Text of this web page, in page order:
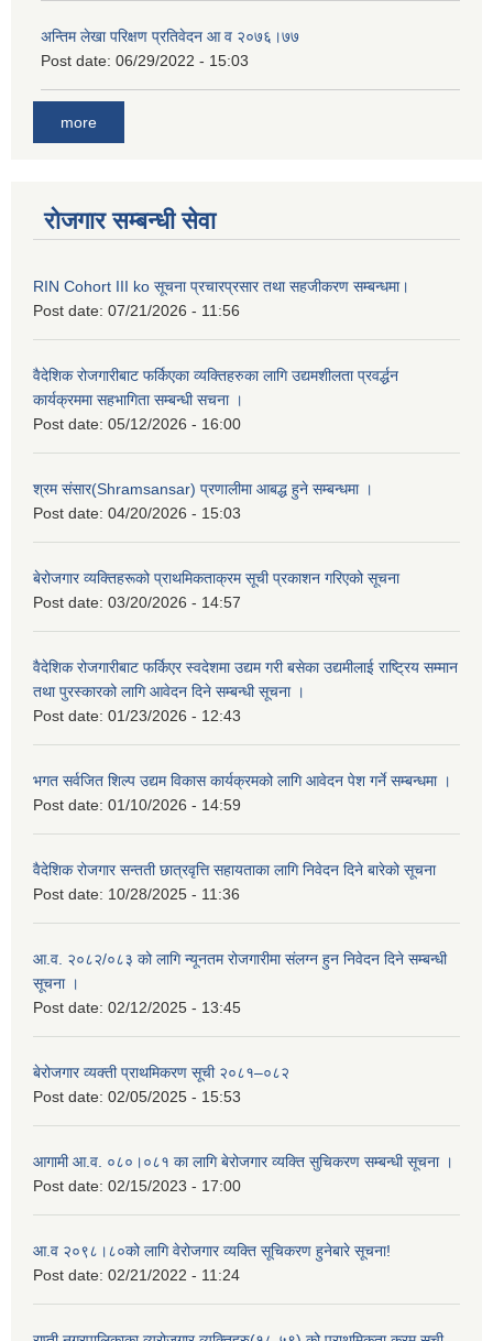
अन्तिम लेखा परिक्षण प्रतिवेदन आ व २०७६।७७
Post date: 06/29/2022 - 15:03
more
रोजगार सम्बन्धी सेवा
RIN Cohort III ko सूचना प्रचारप्रसार तथा सहजीकरण सम्बन्धमा।
Post date: 07/21/2026 - 11:56
वैदेशिक रोजगारीबाट फर्किएका व्यक्तिहरुका लागि उद्यमशीलता प्रवर्द्धन
कार्यक्रममा सहभागिता सम्बन्धी सचना ।
Post date: 05/12/2026 - 16:00
श्रम संसार(Shramsansar) प्रणालीमा आबद्ध हुने सम्बन्धमा ।
Post date: 04/20/2026 - 15:03
बेरोजगार व्यक्तिहरूको प्राथमिकताक्रम सूची प्रकाशन गरिएको सूचना
Post date: 03/20/2026 - 14:57
वैदेशिक रोजगारीबाट फर्किएर स्वदेशमा उद्यम गरी बसेका उद्यमीलाई राष्ट्रिय सम्मान
तथा पुरस्कारको लागि आवेदन दिने सम्बन्धी सूचना ।
Post date: 01/23/2026 - 12:43
भगत सर्वजित शिल्प उद्यम विकास कार्यक्रमको लागि आवेदन पेश गर्ने सम्बन्धमा ।
Post date: 01/10/2026 - 14:59
वैदेशिक रोजगार सन्तती छात्रवृत्ति सहायताका लागि निवेदन दिने बारेको सूचना
Post date: 10/28/2025 - 11:36
आ.व. २०८२/०८३ को लागि न्यूनतम रोजगारीमा संलग्न हुन निवेदन दिने सम्बन्धी
सूचना ।
Post date: 02/12/2025 - 13:45
बेरोजगार व्यक्ती प्राथमिकरण सूची २०८१–०८२
Post date: 02/05/2025 - 15:53
आगामी आ.व. ०८०।०८१ का लागि बेरोजगार व्यक्ति सुचिकरण सम्बन्धी सूचना ।
Post date: 02/15/2023 - 17:00
आ.व २०९८।८०को लागि वेरोजगार व्यक्ति सूचिकरण हुनेबारे सूचना!
Post date: 02/21/2022 - 11:24